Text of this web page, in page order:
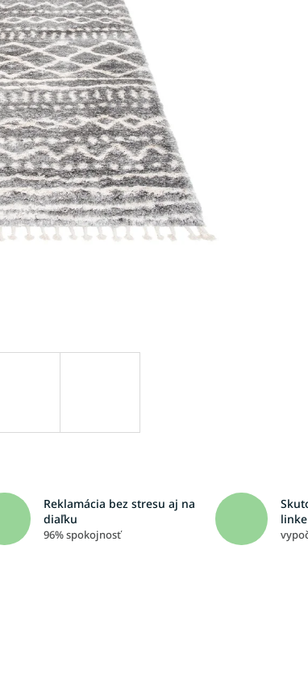
Reklamácia bez stresu aj na
diaľku
96% spokojnosť
linke